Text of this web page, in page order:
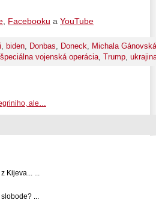
, Facebooku a YouTube
, biden, Donbas, Doneck, Michala Gánovská
špeciálna vojenská operácia, Trump,
ale…
Kijeva... ...
...